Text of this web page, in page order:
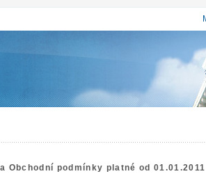
Obchodní podmínky platné od 01.01.2011